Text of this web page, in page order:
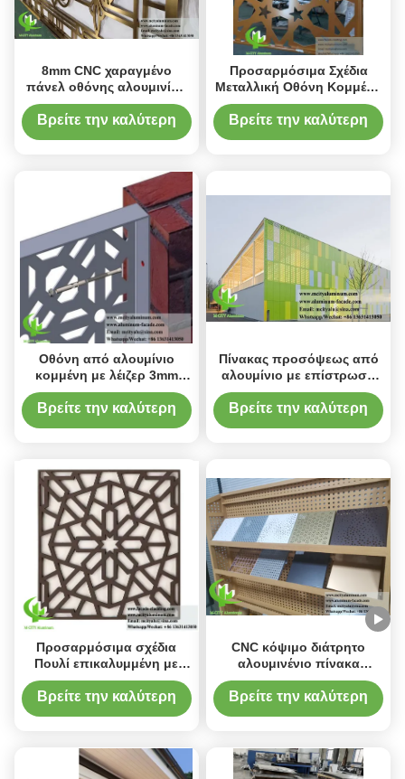
8mm CNC χαραγμένο
πάνελ οθόνης αλουμινίου
με φινίρισμα βαφής
πούδρας και
προσαρμόσιμα σχέδια για
Βρείτε την καλύτερη
Προσαρμόσιμα Σχέδια
Μεταλλική Οθόνη Κομμένη
με Λέιζερ με Επιφάνεια
Βαμμένη με
Ηλεκτροστατική Βαφή και
Βρείτε την καλύτερη
Οθόνη από αλουμίνιο
κομμένη με λέιζερ 3mm
πάχους με
προσαρμοσμένα σχέδια
Βρείτε την καλύτερη
Πίνακας προσόψεως από
αλουμίνιο με επίστρωση
σκόνης 1200x2400mm CNC
χαραγμένο διάτρητο
Βρείτε την καλύτερη
Προσαρμόσιμα σχέδια
Πουλί επικαλυμμένη με
αλουμίνιο οθόνη
Μεταλλική οθόνη Laser
Cut Panel 1000x2000mm
Βρείτε την καλύτερη
CNC κόψιμο διάτρητο
αλουμινένιο πίνακα
προσόψεως με σκόνη
επικαλυμμένο φινίρισμα
και εξατομικεύσιμα μοτίβα
μετάλλου
Βρείτε την καλύτερη